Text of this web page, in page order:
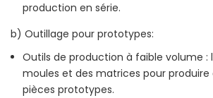
production en série.
b) Outillage pour prototypes:
Outils de production à faible volume :
moules et des matrices pour
pièces prototypes.